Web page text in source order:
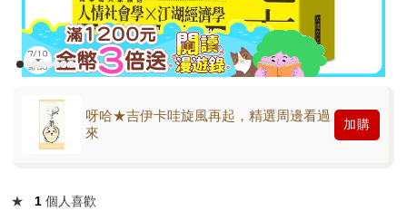
呀哈★吉伊卡哇旋風再起，精選周邊看過
來
加購
★ 1 個人喜歡